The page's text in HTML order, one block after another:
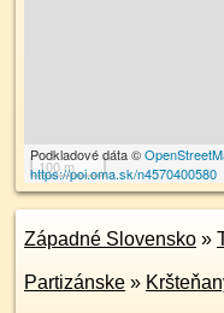
100 m
Podkladové dáta ©
https://poi.oma.sk/n4570400580
Západné Slovensko »
Partizánske »